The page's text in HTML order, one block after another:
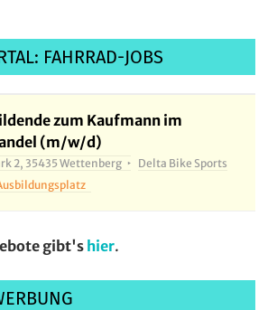
FAHRRAD-JOBS
zum Kaufmann im
(m/w/d)
2, 35435 Wettenberg
Delta Bike Sports
gibt's hier.